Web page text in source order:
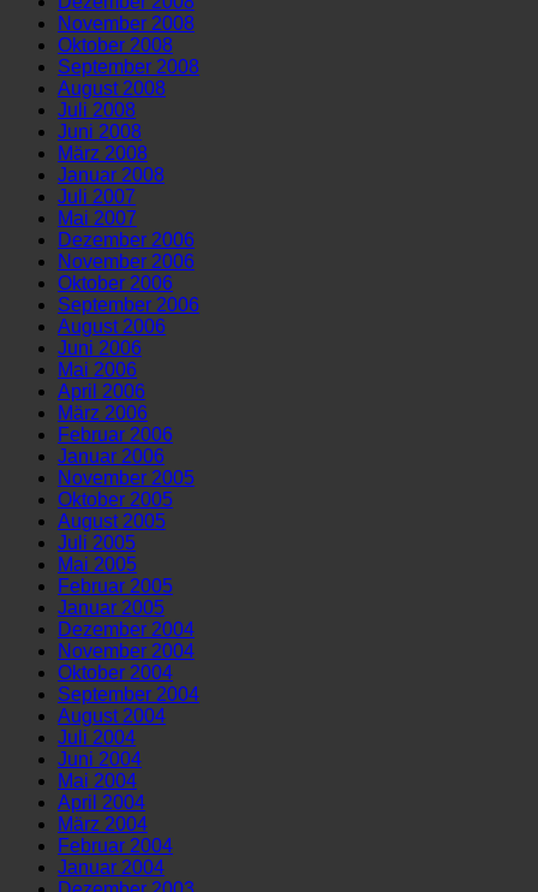
November 2008
Oktober 2008
September 2008
August 2008
Juli 2008
Juni 2008
März 2008
Januar 2008
Juli 2007
Mai 2007
Dezember 2006
November 2006
Oktober 2006
September 2006
August 2006
Juni 2006
Mai 2006
April 2006
März 2006
Februar 2006
Januar 2006
November 2005
Oktober 2005
August 2005
Juli 2005
Mai 2005
Februar 2005
Januar 2005
Dezember 2004
November 2004
Oktober 2004
September 2004
August 2004
Juli 2004
Juni 2004
Mai 2004
April 2004
März 2004
Februar 2004
Januar 2004